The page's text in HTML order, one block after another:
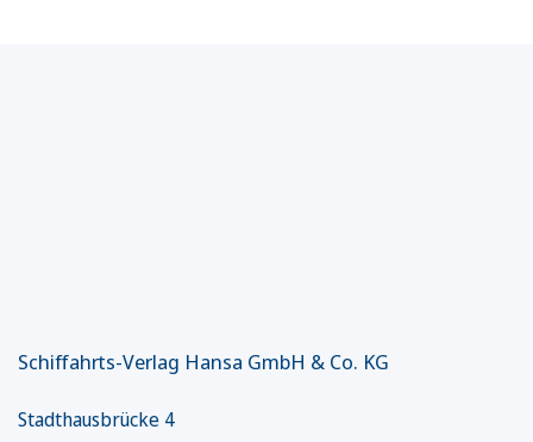
Schiffahrts-Verlag Hansa GmbH & Co. KG
Stadthausbrücke 4